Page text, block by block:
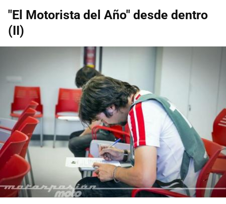
"El Motorista del Año" desde dentro
(II)